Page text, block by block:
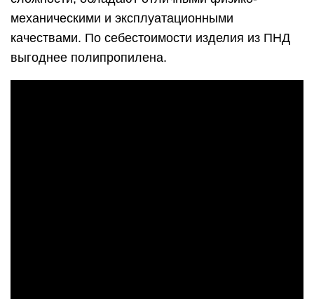
механическими и эксплуатационными
качествами. По себестоимости изделия из ПНД
выгоднее полипропилена.